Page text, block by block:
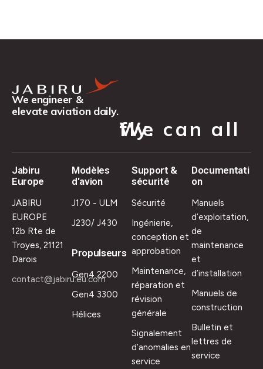
We engineer &
elevate aviation daily.
We can all fly.
Jabiru
Europe
JABIRU
EUROPE
12b Rte de
Troyes, 21121
Darois
contact@jabiru.eu.com
Modèles
d'avion
J170 - ULM
J230/ J430
Propulseurs
Gen4 2200
Gen4 3300
Hélices
Support &
sécurité
Sécurité
Ingénierie,
conception et
approbation
Maintenance,
réparation et
révision
générale
Signalement
d’anomalies en
service
Documentati
on
Manuels
d’exploitation,
de
maintenance
et
d’installation
Manuels de
construction
Bulletin et
lettres de
service